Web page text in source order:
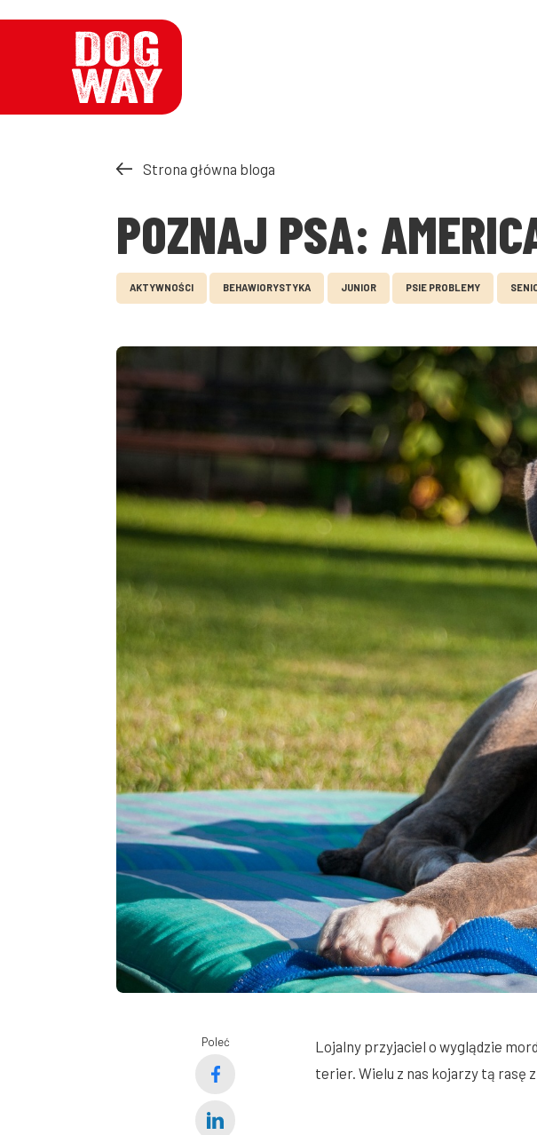
Strona główna bloga
POZNAJ PSA:
AKTYWNOŚCI BEHAWIORYSTYKA JUNIOR PSIE PROBLEMY
Poleć
Lojalny przyjaciel o wyglądzie
terier. Wielu z nas kojarzy tą rasę